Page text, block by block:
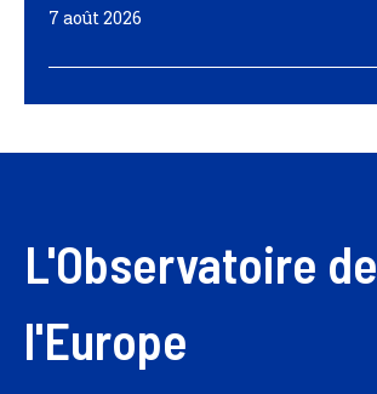
7 août 2026
L'Observatoire de
l'Europe